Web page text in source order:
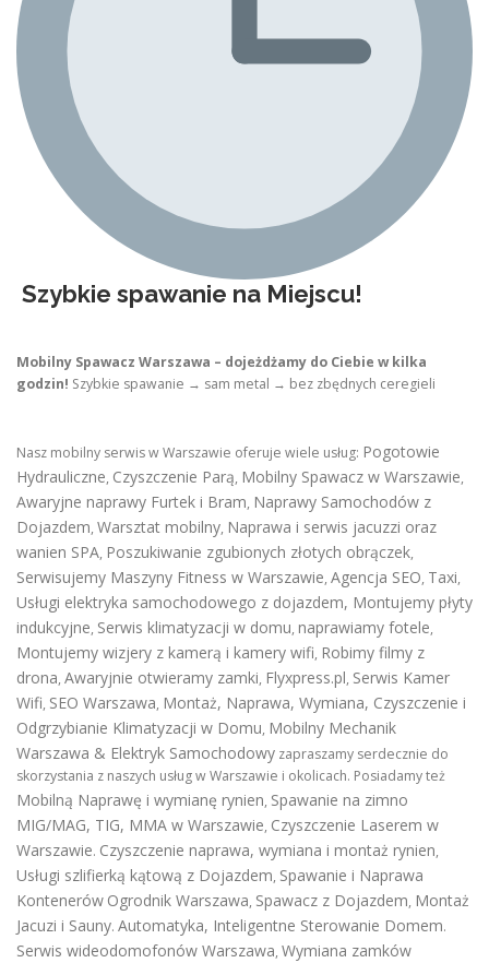
Szybkie spawanie na Miejscu!
Mobilny Spawacz Warszawa – dojeżdżamy do Ciebie w kilka
godzin! Szybkie spawanie → sam metal → bez zbędnych ceregieli
Nasz mobilny serwis w Warszawie oferuje wiele usług: Pogotowie
Hydrauliczne, Czyszczenie Parą, Mobilny Spawacz w Warszawie,
Awaryjne naprawy Furtek i Bram, Naprawy Samochodów z
Dojazdem, Warsztat mobilny, Naprawa i serwis jacuzzi oraz
wanien SPA, Poszukiwanie zgubionych złotych obrączek,
Serwisujemy Maszyny Fitness w Warszawie, Agencja SEO, Taxi,
Usługi elektryka samochodowego z dojazdem, Montujemy płyty
indukcyjne, Serwis klimatyzacji w domu, naprawiamy fotele,
Montujemy wizjery z kamerą i kamery wifi, Robimy filmy z
drona, Awaryjnie otwieramy zamki, Flyxpress.pl, Serwis Kamer
Wifi, SEO Warszawa, Montaż, Naprawa, Wymiana, Czyszczenie i
Odgrzybianie Klimatyzacji w Domu, Mobilny Mechanik
Warszawa & Elektryk Samochodowy zapraszamy serdecznie do
skorzystania z naszych usług w Warszawie i okolicach. Posiadamy też
Mobilną Naprawę i wymianę rynien, Spawanie na zimno
MIG/MAG, TIG, MMA w Warszawie, Czyszczenie Laserem w
Warszawie. Czyszczenie naprawa, wymiana i montaż rynien,
Usługi szlifierką kątową z Dojazdem, Spawanie i Naprawa
Kontenerów Ogrodnik Warszawa, Spawacz z Dojazdem, Montaż
Jacuzi i Sauny. Automatyka, Inteligentne Sterowanie Domem.
Serwis wideodomofonów Warszawa, Wymiana zamków